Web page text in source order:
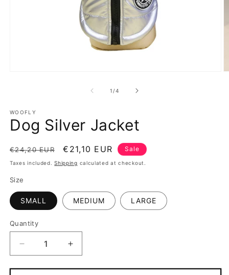
1 /of
4
WOOFLY
Dog Silver Jacket
Regular
price
€24,20 EUR
Sale
price
€21,10 EUR Sale
Taxes included.Shipping calculated at checkout.
Size
SMALL MEDIUM LARGE
Quantity
Quantity
Decrease
quantity
for
Increase
quantity
for